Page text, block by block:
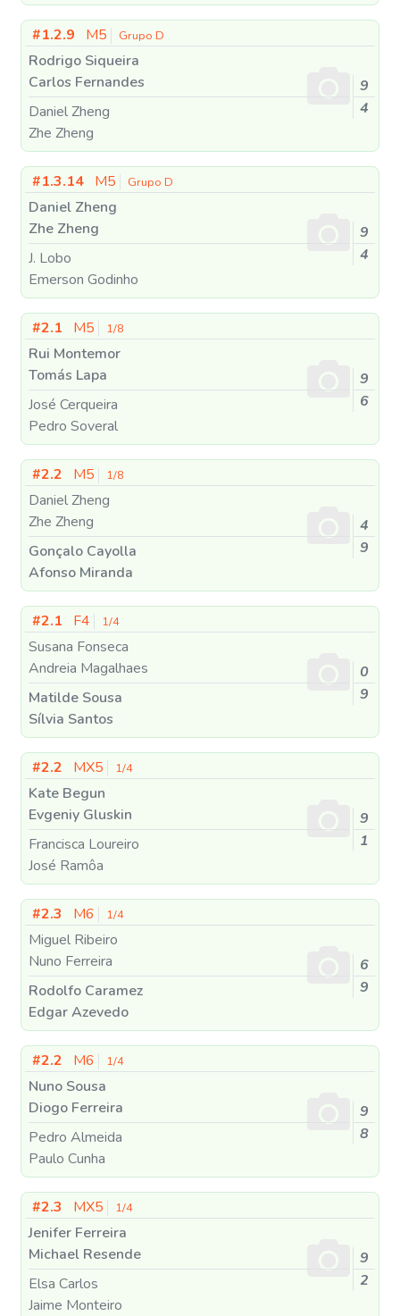
#1.2.9 M5 Grupo D
Rodrigo Siqueira
Carlos Fernandes
Daniel Zheng
Zhe Zheng
9
4
#1.3.14 M5 Grupo D
Daniel Zheng
Zhe Zheng
J. Lobo
Emerson Godinho
9
4
#2.1 M5 1/8
Rui Montemor
Tomás Lapa
José Cerqueira
Pedro Soveral
9
6
#2.2 M5 1/8
Daniel Zheng
Zhe Zheng
Gonçalo Cayolla
Afonso Miranda
4
9
#2.1 F4 1/4
Susana Fonseca
Andreia Magalhaes
Matilde Sousa
Sílvia Santos
0
9
#2.2 MX5 1/4
Kate Begun
Evgeniy Gluskin
Francisca Loureiro
José Ramôa
9
1
#2.3 M6 1/4
Miguel Ribeiro
Nuno Ferreira
Rodolfo Caramez
Edgar Azevedo
6
9
#2.2 M6 1/4
Nuno Sousa
Diogo Ferreira
Pedro Almeida
Paulo Cunha
9
8
#2.3 MX5 1/4
Jenifer Ferreira
Michael Resende
Elsa Carlos
Jaime Monteiro
9
2